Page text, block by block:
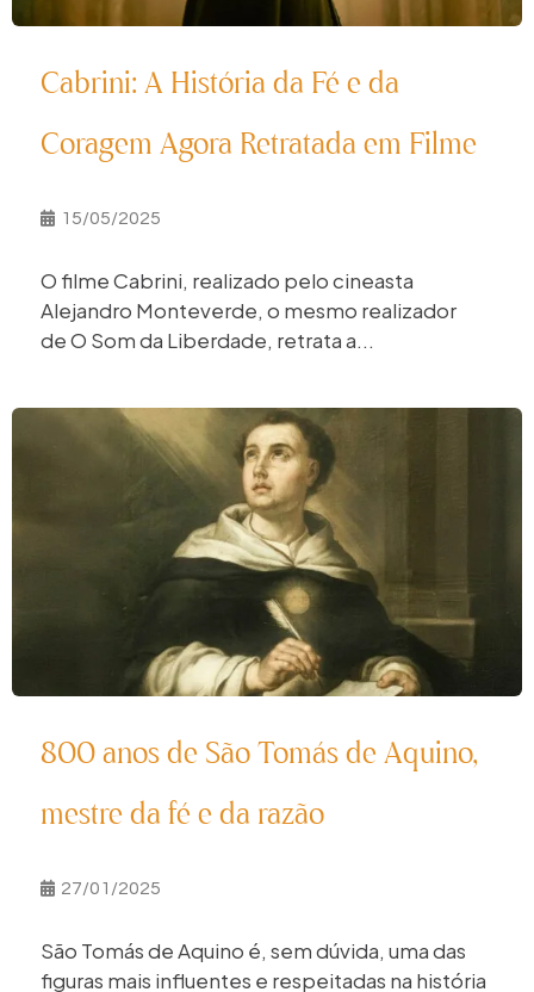
Cabrini: A História da Fé e da
Coragem Agora Retratada em Filme
15/05/2025
O filme Cabrini, realizado pelo cineasta
Alejandro Monteverde, o mesmo realizador
de O Som da Liberdade, retrata a...
800 anos de São Tomás de Aquino,
mestre da fé e da razão
27/01/2025
São Tomás de Aquino é, sem dúvida, uma das
figuras mais influentes e respeitadas na história